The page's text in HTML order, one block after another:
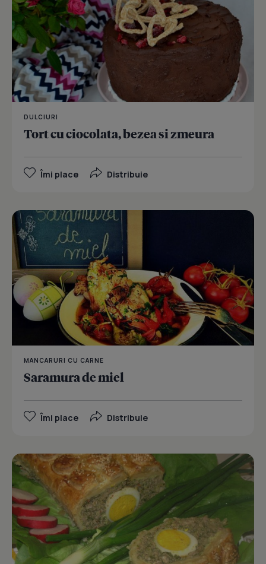
DULCIURI
Tort cu ciocolata, bezea si zmeura
Îmi place Distribuie
MANCARURI CU CARNE
Saramura de miel
Îmi place Distribuie